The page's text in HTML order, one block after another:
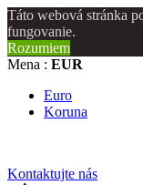
Táto webová stránka
fungovanie.
Rozumiem
Mena : EUR
Euro
Koruna
Kontaktujte nás